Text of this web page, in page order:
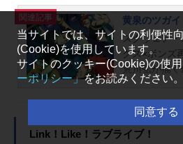
27
たち新2年生
入生とパート
試験。しかし
城が手配した
刺客が紛れ
か。2年目の
て落とされ
至上主義の教
関連記事
黄泉のツガイ
スクウェア
クス×ボンズ
荒川弘が描
望のTVアニ
なお熱い支
術師」の荒
て、月刊「
Link！Like！ラブライブ！
当サイトでは、サイトの利便性
(Cookie)を使用しています。
サイトのクッキー(Cookie)の使
ーポリシー」をお読みください。
同意する